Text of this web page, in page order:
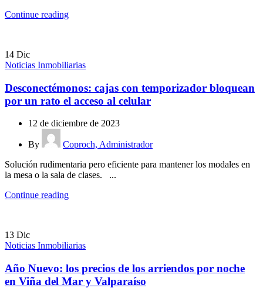
Continue reading
14 Dic
Noticias Inmobiliarias
Desconectémonos: cajas con temporizador bloquean
por un rato el acceso al celular
12 de diciembre de 2023
By
Coproch, Administrador
Solución rudimentaria pero eficiente para mantener los modales en
la mesa o la sala de clases. ...
Continue reading
13 Dic
Noticias Inmobiliarias
Año Nuevo: los precios de los arriendos por noche
en Viña del Mar y Valparaíso